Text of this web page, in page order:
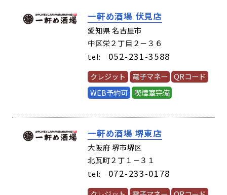
一軒め酒場 伏見店
愛知県 名古屋市
中区栄２丁目２－３６
tel: 052-231-3588
クレジット 電子マネー
QRコード
WEB予約可
喫煙室完備
一軒め酒場 堺東店
大阪府 堺市堺区
北瓦町２丁１－３１
tel: 072-233-0178